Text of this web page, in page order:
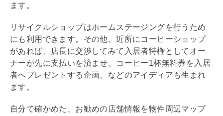
ます。
リサイクルショップはホームステージングを行うため
にも利用できます。その他、近所にコーヒーショップ
があれば、店長に交渉してみて入居者特権としてオー
ナーが先に支払いを済ませ、コーヒー1杯無料券を入居
者へプレゼントする企画、などのアイディアも生まれ
ます。
自分で確かめた、お勧めの店舗情報を物件周辺マップ